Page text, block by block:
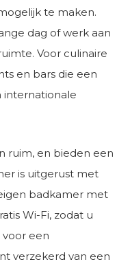
te maken.
dag of werk aan
Voor culinaire
en bars die een
internationale
ruim, en bieden een
is uitgerust met
badkamer met
Wi-Fi, zodat u
voor een
verzekerd van een